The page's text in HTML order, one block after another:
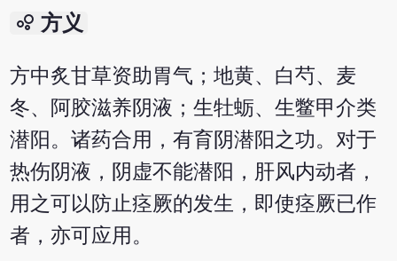
bubble_chart 方义
方中炙甘草资助胃气；地黄、白芍、麦
冬、阿胶滋养阴液；生牡蛎、生鳖甲介类
潜阳。诸药合用，有育阴潜阳之功。对于
热伤阴液，阴虚不能潜阳，肝风内动者，
用之可以防止痉厥的发生，即使痉厥已作
者，亦可应用。